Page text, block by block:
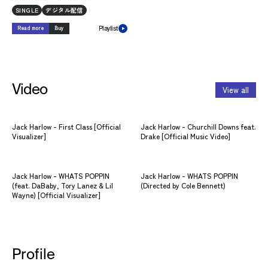
SINGLE
デジタル配信
Read more Buy Playlist
Video View all
Jack Harlow - First Class [Official
Visualizer]
Jack Harlow - Churchill Downs feat.
Drake [Official Music Video]
Jack Harlow - WHATS POPPIN
(feat. DaBaby, Tory Lanez & Lil
Wayne) [Official Visualizer]
Jack Harlow - WHATS POPPIN
(Directed by Cole Bennett)
Profile